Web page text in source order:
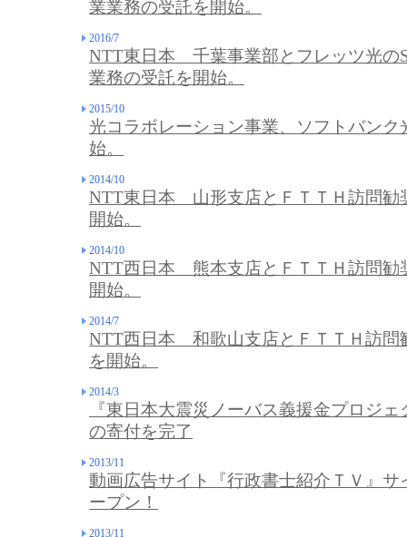
業業務の受託を開始。
2016/7
NTT東日本 千葉事業部とフレッツ光の
業務の受託を開始。
2015/10
光コラボレーション事業、ソフトバンク
始。
2014/10
NTT東日本 山形支店とＦＴＴＨ訪問勧
開始。
2014/10
NTT西日本 熊本支店とＦＴＴＨ訪問勧
開始。
2014/7
NTT西日本 和歌山支店とＦＴＴＨ訪問
を開始。
2014/3
『東日本大震災ノーバス義援金プロジ
の寄付を完了
2013/11
動画広告サイト『行政書士紹介ＴＶ』サ
ープン！
2013/11